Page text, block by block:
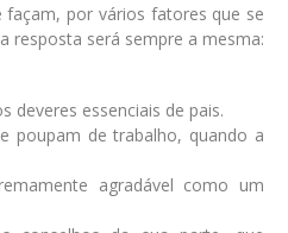
por vários fatores que se
resposta será sempre a mesma:
deveres essenciais de pais.
poupam de trabalho, quando a
agradável como um